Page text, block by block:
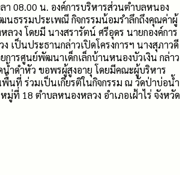
า 08.00 น. องค์การบริหารส่วนตำบลหนอง
นธรรมประเพณี กิจกรรมน้อมรำลึกถึงคุณค่าผู้
วง โดยมี นางสรารัตน์ ศรีอุดร นายกองค์การ
เป็นประธานกล่าวเปิดโครงการฯ นางสุภาวดี
การศูนย์พัฒนาเด็กเล็กบ้านหนองบัวเงิน กล่าว
น้ำดำหัว ขอพรผู้สูงอายุ โดยมีคณะผู้บริหาร
นที่ ร่วมเป็นเกียรติในกิจกรรม ณ วัดป่าบ่อน้ำ
ที่ 18 ตำบลหนองหลวง อำเภอเฝ้าไร่ จังหวัด